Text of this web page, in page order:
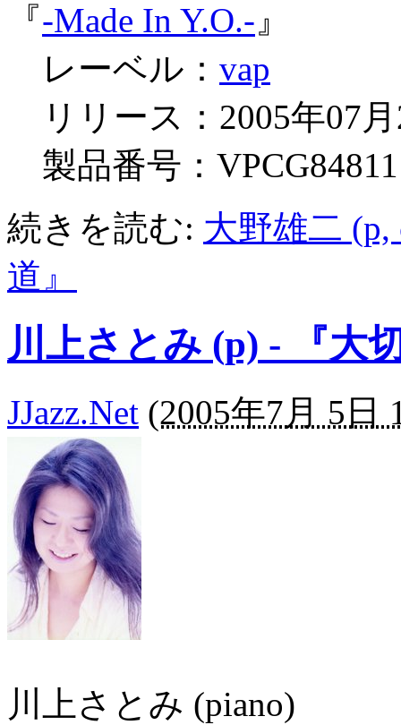
『-Made In Y.O.- 』
レーベル： vap
リリース：2005年07
製品番号：VPCG84811
続きを読む: 大野雄二 (p,
道』
川上さとみ (p) - 『大
JJazz.Net (2005年7月 5日
川上さとみ (piano)